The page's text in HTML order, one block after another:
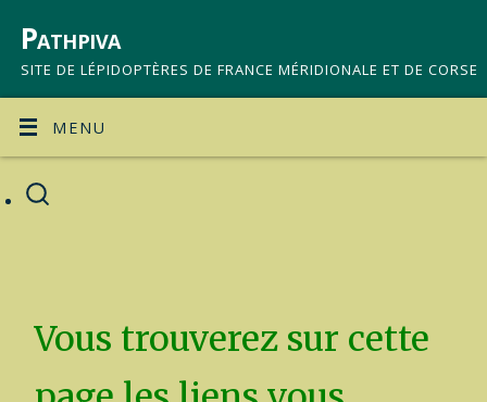
Pathpiva
SITE DE LÉPIDOPTÈRES DE FRANCE MÉRIDIONALE ET DE CORSE
MENU
Vous trouverez sur cette